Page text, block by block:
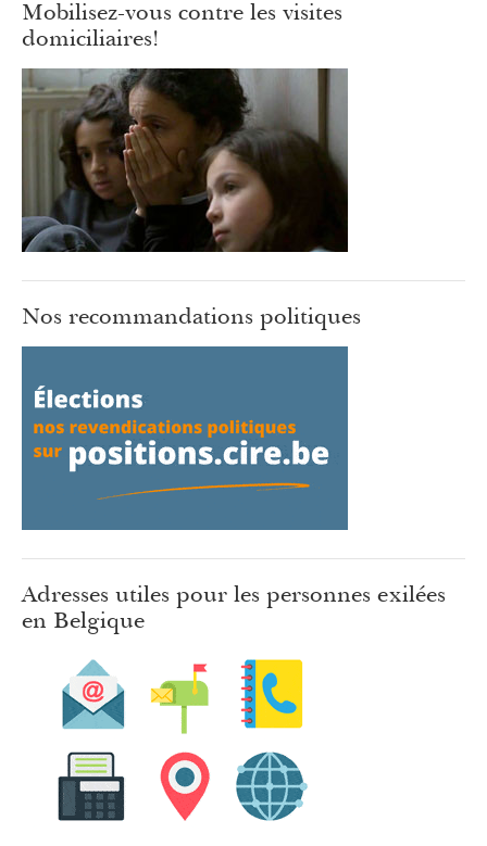
Mobilisez-vous contre les visites
domiciliaires!
Nos recommandations politiques
Adresses utiles pour les personnes exilées
en Belgique